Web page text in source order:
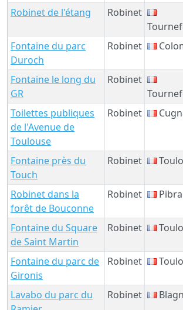
Robinet de l'étang
Robinet
Fontaine du parc
Duroch
Robinet
Fontaine le long du
GR
Robinet
Toilettes publiques
de l'Avenue de
Toulouse
Robinet
Fontaine près du
Touch
Robinet
Robinet dans la
forêt de Bouconne
Robinet
Fontaine du Square
de Saint Martin
Robinet
Fontaine du parc de
Gironis
Robinet
Lavabo du parc du
Robinet